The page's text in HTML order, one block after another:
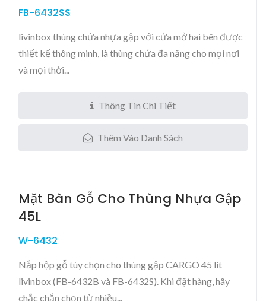
FB-6432SS
livinbox thùng chứa nhựa gập với cửa mở hai bên được
thiết kế thông minh, là thùng chứa đa năng cho mọi nơi
và mọi thời...
Thông Tin Chi Tiết
Thêm Vào Danh Sách
Mặt Bàn Gỗ Cho Thùng Nhựa Gập
45L
W-6432
Nắp hộp gỗ tùy chọn cho thùng gập CARGO 45 lít
livinbox (FB-6432B và FB-6432S). Khi đặt hàng, hãy
chắc chắn chọn từ nhiều...